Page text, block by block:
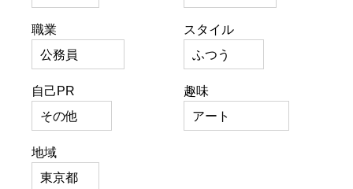
職業 スタイル
自己PR 趣味
地域